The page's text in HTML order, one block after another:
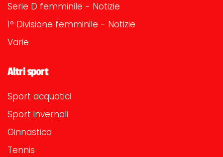
Serie D femminile - Notizie
1° Divisione femminile - Notizie
Varie
Altri sport
Sport acquatici
Sport invernali
Ginnastica
Tennis